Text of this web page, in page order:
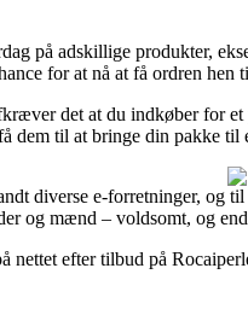
på adskillige produkter,
for at nå at få ordren
det at du indkøber for
dem til at bringe din pakke til
diverse e-forretninger, og
og mænd – voldsomt, og
efter tilbud på